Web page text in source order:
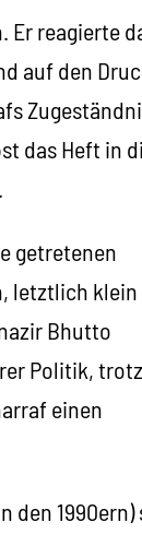
Er reagierte
auf den
das Heft in
getretenen
letztlich klein
Bhutto
Politik,
einen
den 1990ern)